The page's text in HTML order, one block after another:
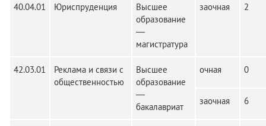
40.04.01 Юриспруденция
Высшее
образование
—
магистратура
заочная 2
42.03.01
Реклама и связи с
общественностью
Высшее
образование
—
бакалавриат
очная 0
заочная 6